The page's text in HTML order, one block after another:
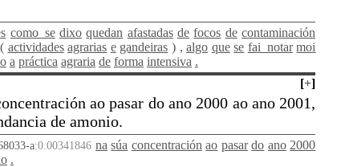
como_se dixo quedan afastadas de focos de contaminación
( actividades agrarias e gandeiras ) , algo que se fai_notar moi
a práctica agraria de forma intensiva .
[+]
ao pasar do ano 2000 ao ano 2001,
de amonio.
a:0.00341846 na súa concentración ao pasar do ano 2000
.